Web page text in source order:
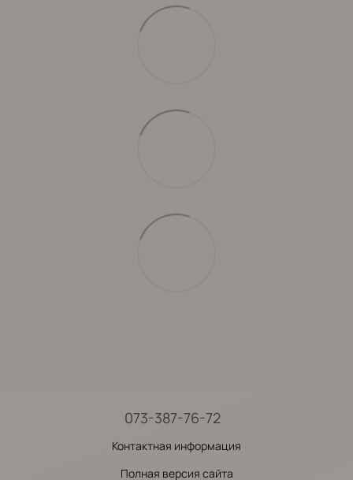
073-387-76-72
Контактная информация
Полная версия сайта